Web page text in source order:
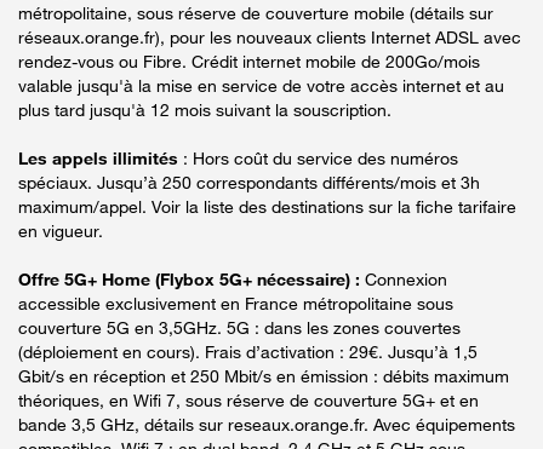
métropolitaine, sous réserve de couverture mobile (détails sur
réseaux.orange.fr), pour les nouveaux clients Internet ADSL avec
rendez-vous ou Fibre. Crédit internet mobile de 200Go/mois
valable jusqu'à la mise en service de votre accès internet et au
plus tard jusqu'à 12 mois suivant la souscription.
Les appels illimités : Hors coût du service des numéros
spéciaux. Jusqu’à 250 correspondants différents/mois et 3h
maximum/appel. Voir la liste des destinations sur la fiche tarifaire
en vigueur.
Offre 5G+ Home (Flybox 5G+ nécessaire) : Connexion
accessible exclusivement en France métropolitaine sous
couverture 5G en 3,5GHz. 5G : dans les zones couvertes
(déploiement en cours). Frais d’activation : 29€. Jusqu’à 1,5
Gbit/s en réception et 250 Mbit/s en émission : débits maximum
théoriques, en Wifi 7, sous réserve de couverture 5G+ et en
bande 3,5 GHz, détails sur reseaux.orange.fr. Avec équipements